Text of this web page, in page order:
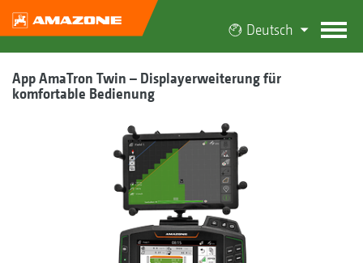
Deutsch
App AmaTron Twin – Displayerweiterung für
komfortable Bedienung